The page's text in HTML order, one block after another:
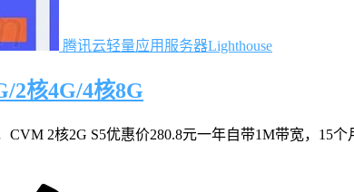
腾讯云轻量应用服务器Lighthouse
2核4G/4核8G
2核2G S5优惠价280.8元一年自带1M带宽，15